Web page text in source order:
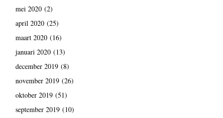
mei 2020(2)
april 2020(25)
maart 2020(16)
januari 2020(13)
december 2019(8)
november 2019(26)
oktober 2019(51)
september 2019(10)